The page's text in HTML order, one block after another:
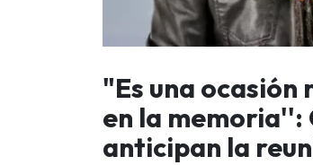
"Es una
en la memoria'':
anticipan la